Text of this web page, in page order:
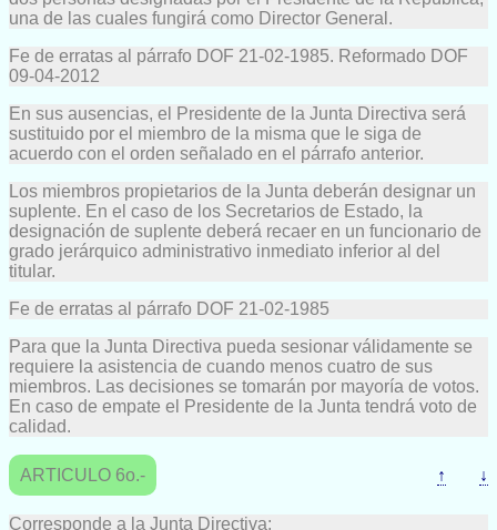
una de las cuales fungirá como Director General.
Fe de erratas al párrafo DOF 21-02-1985. Reformado DOF
09-04-2012
En sus ausencias, el Presidente de la Junta Directiva será
sustituido por el miembro de la misma que le siga de
acuerdo con el orden señalado en el párrafo anterior.
Los miembros propietarios de la Junta deberán designar un
suplente. En el caso de los Secretarios de Estado, la
designación de suplente deberá recaer en un funcionario de
grado jerárquico administrativo inmediato inferior al del
titular.
Fe de erratas al párrafo DOF 21-02-1985
Para que la Junta Directiva pueda sesionar válidamente se
requiere la asistencia de cuando menos cuatro de sus
miembros. Las decisiones se tomarán por mayoría de votos.
En caso de empate el Presidente de la Junta tendrá voto de
calidad.
ARTICULO 6o.- ↑ ↓
Corresponde a la Junta Directiva: